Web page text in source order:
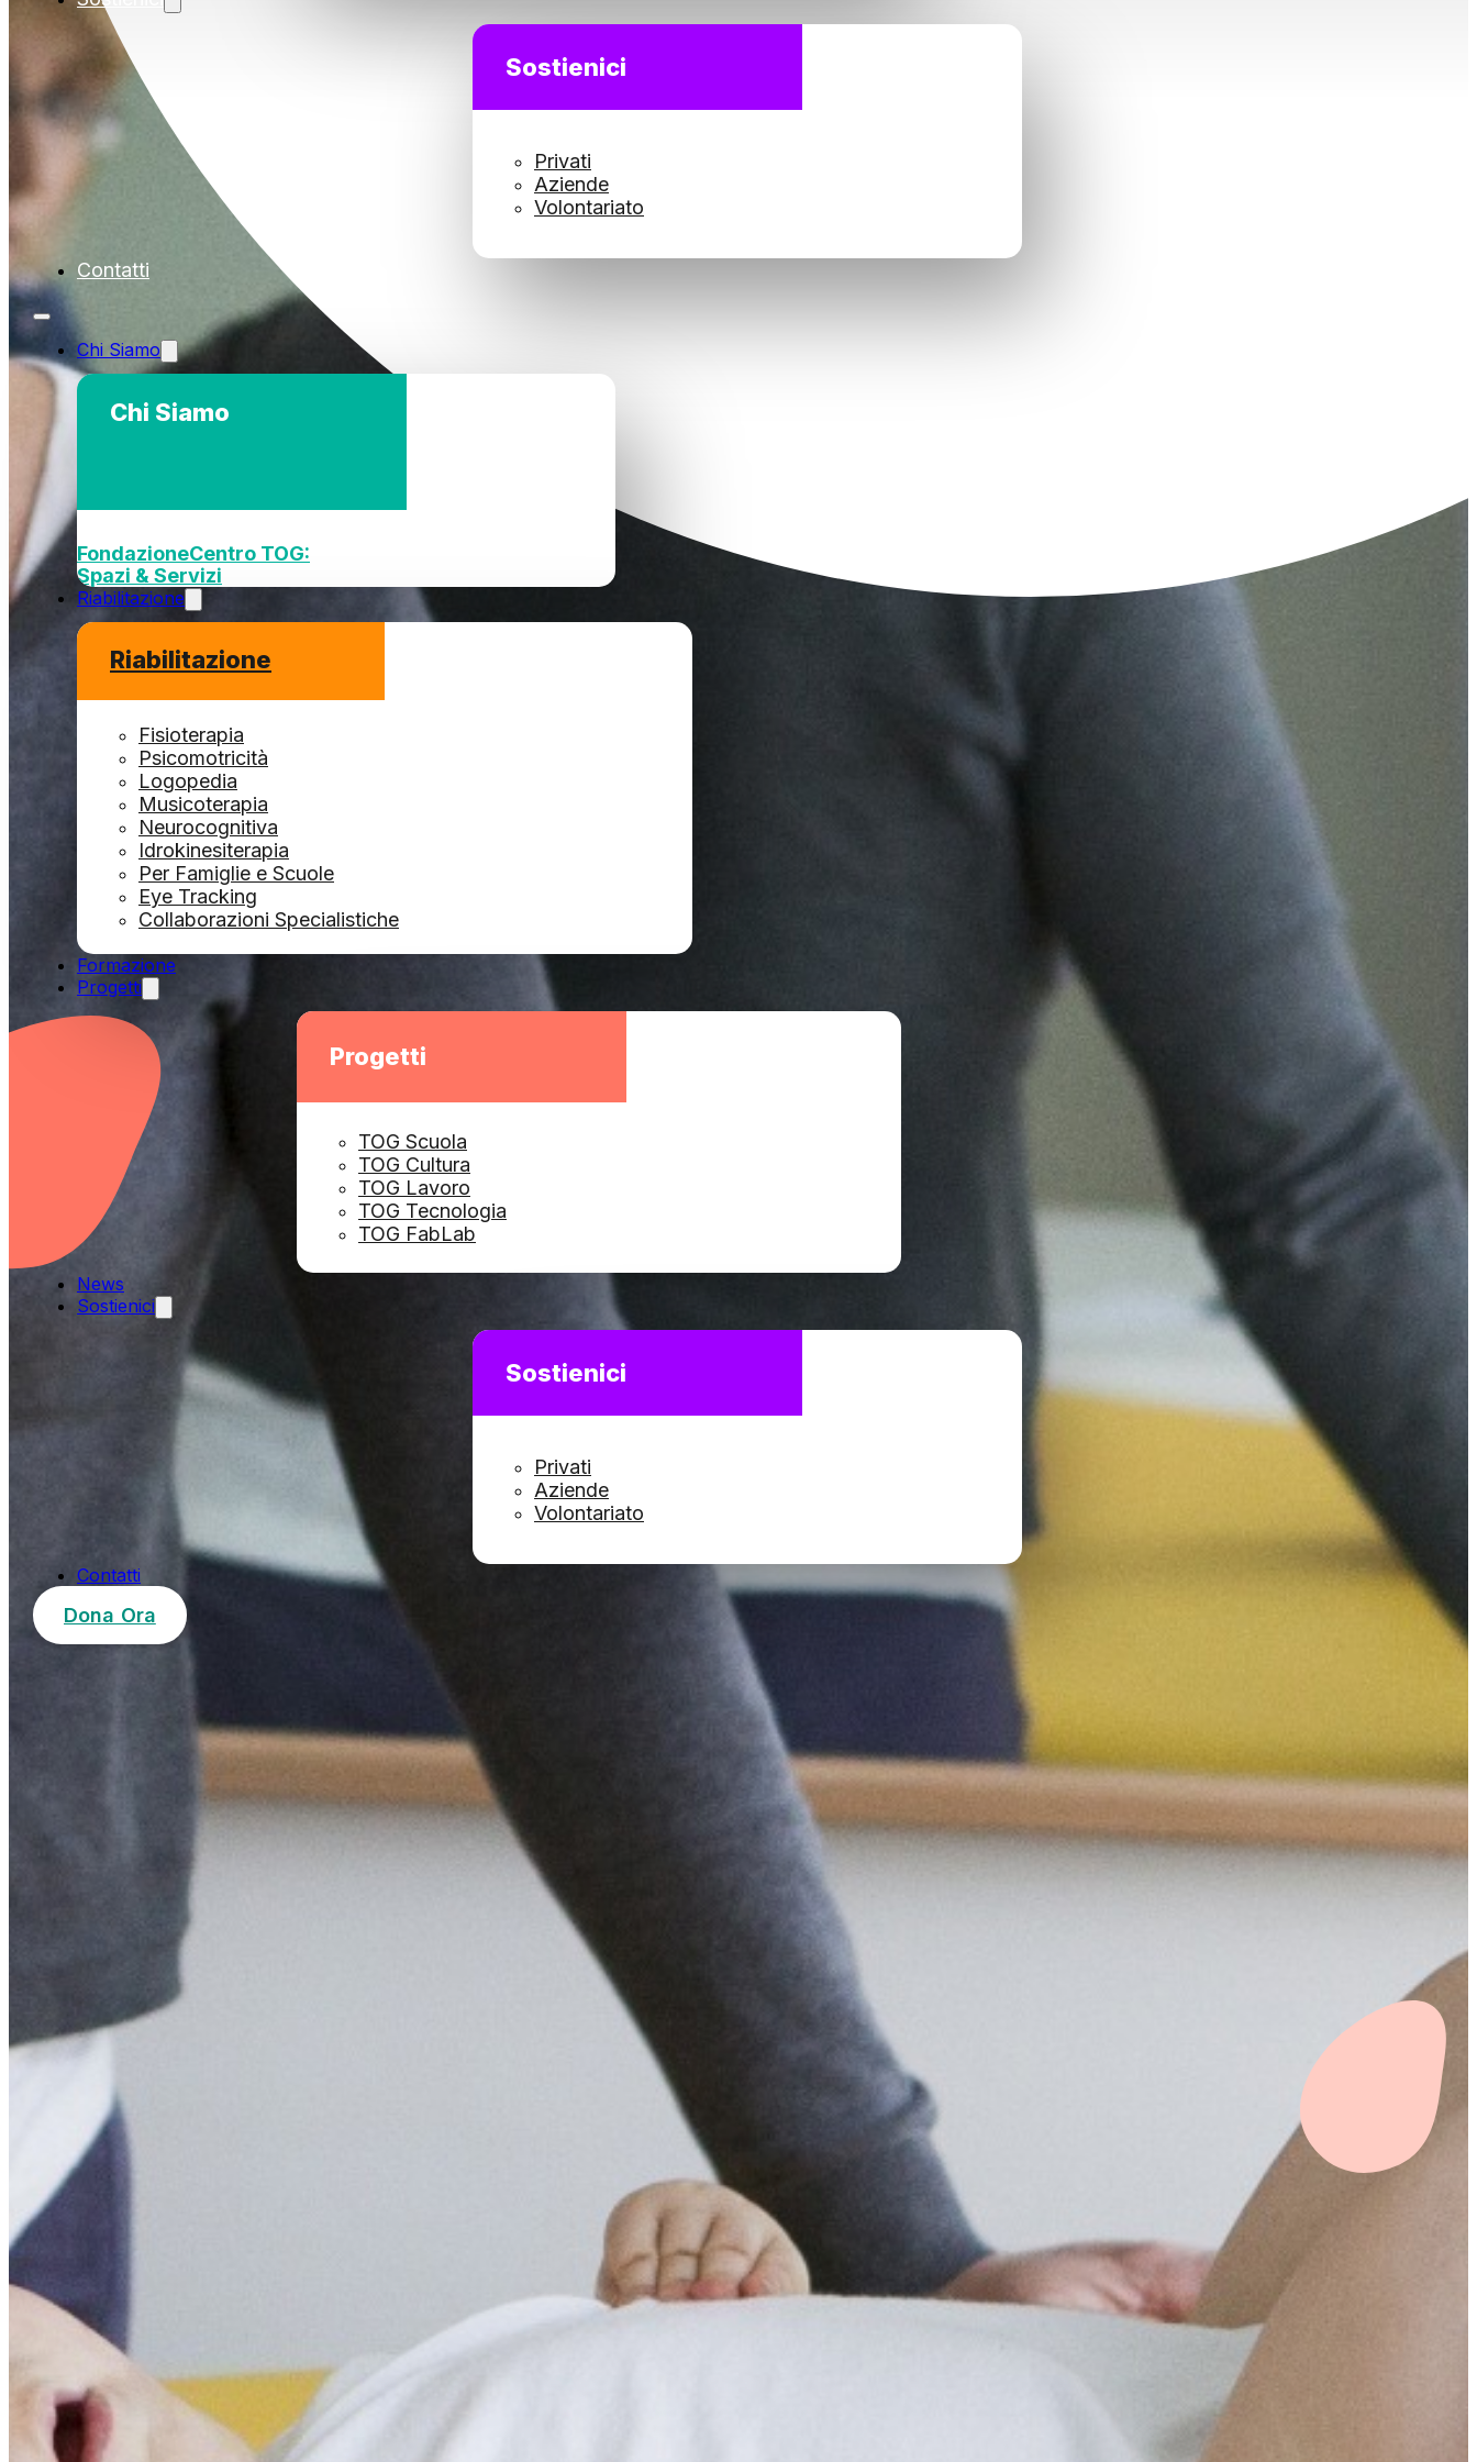
Sostienici
Privati
Aziende
Volontariato
Contatti
Chi Siamo
Chi Siamo
FondazioneCentro TOG:
Spazi & Servizi
Riabilitazione
Riabilitazione
Fisioterapia
Psicomotricità
Logopedia
Musicoterapia
Neurocognitiva
Idrokinesiterapia
Per Famiglie e Scuole
Eye Tracking
Collaborazioni Specialistiche
Formazione
Progetti
Progetti
TOG Scuola
TOG Cultura
TOG Lavoro
TOG Tecnologia
TOG FabLab
News
Sostienici
Sostienici
Privati
Aziende
Volontariato
Contatti
Dona Ora